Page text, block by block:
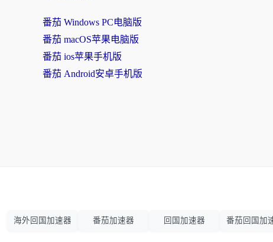
番茄 Windows PC电脑版
番茄 macOS苹果电脑版
番茄 ios苹果手机版
番茄 Android安卓手机版
海外回国加速器 番茄加速器 回国加速器 番茄回国加